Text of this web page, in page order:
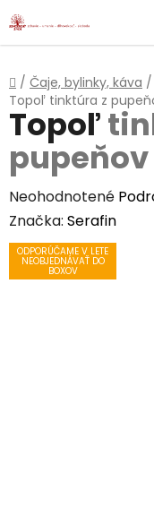
Prejsť
na
Domov
/ Čaje, bylinky, káva /
Topoľ tinktúra z
Topoľ
Priemerné
hodnotenie
produktu
Neohodnotené
Značka: Serafin
ODPORÚČAME V LETE
NEOBJEDNÁVAŤ DO
BOXOV